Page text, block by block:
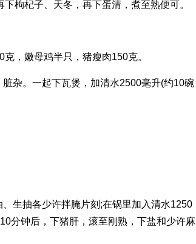
枸杞子、天冬，再下蛋清，煮至熟便可。
，嫩母鸡半只，猪瘦肉150克。
杂。一起下瓦煲，加清水2500毫升(约10碗
生抽各少许拌腌片刻;在锅里加入清水1250
分钟后，下猪肝，滚至刚熟，下盐和少许麻